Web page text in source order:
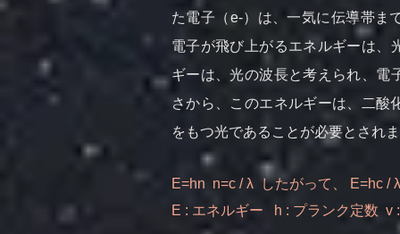
た電子（e-）は、一気に伝導帯ま
電子が飛び上がるエネルギーは、
ギーは、光の波長と考えられ、電
さから、このエネルギーは、二酸
をもつ光であることが必要とされ
E=hn n=c / λ したがって、 E=hc / λ
E : エネルギー h : プランク定数 v